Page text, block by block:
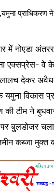
में नोएडा
एक्सप्रेस- वे के
लालच देकर
विकास
की टीम ने
पर बुलडोजर
कब्जा मुक्त